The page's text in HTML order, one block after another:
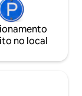
no local